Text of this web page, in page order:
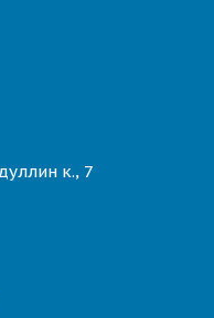
к., 7